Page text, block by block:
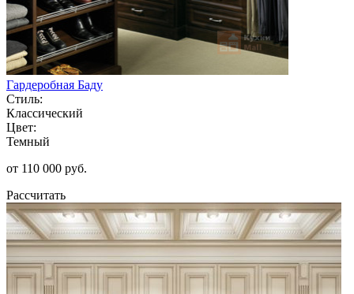
Гардеробная Баду
Стиль:
Классический
Цвет:
Темный
от 110 000 руб.
Рассчитать